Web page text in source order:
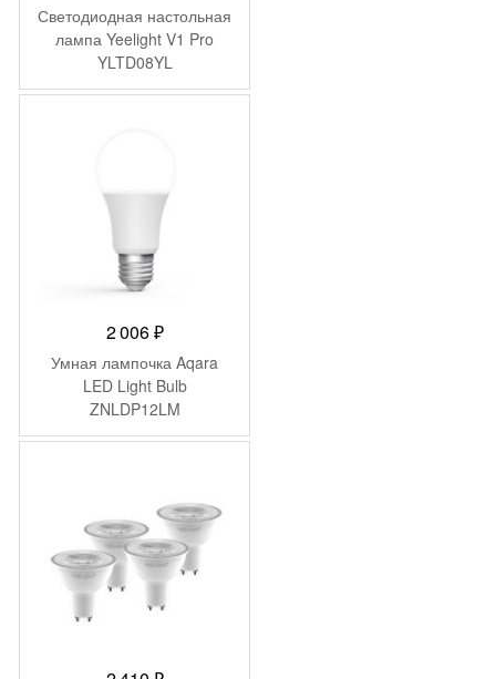
Светодиодная настольная
лампа Yeelight V1 Pro
YLTD08YL
2 006₽
Умная лампочка Aqara
LED Light Bulb
ZNLDP12LM